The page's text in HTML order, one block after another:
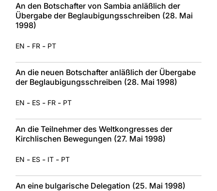
An den Botschafter von Sambia anläßlich der
Übergabe der Beglaubigungsschreiben (28. Mai
1998)
EN - FR - PT
An die neuen Botschafter anläßlich der Übergabe
der Beglaubigungsschreiben (28. Mai 1998)
EN - ES - FR - PT
An die Teilnehmer des Weltkongresses der
Kirchlischen Bewegungen (27. Mai 1998)
EN - ES - IT - PT
An eine bulgarische Delegation (25. Mai 1998)